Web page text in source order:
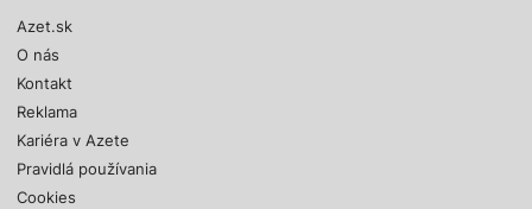
Azet.sk
O nás
Kontakt
Reklama
Kariéra v Azete
Pravidlá používania
Cookies